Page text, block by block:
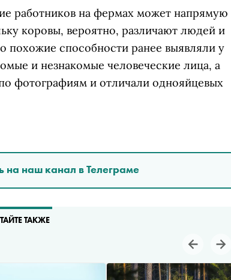
работников на фермах может напрямую
коровы, вероятно, различают людей и
похожие способности ранее выявляли у
и незнакомые человеческие лица, а
фотографиям и отличали однояйцевых
на наш канал в Телеграме
ТАКЖЕ